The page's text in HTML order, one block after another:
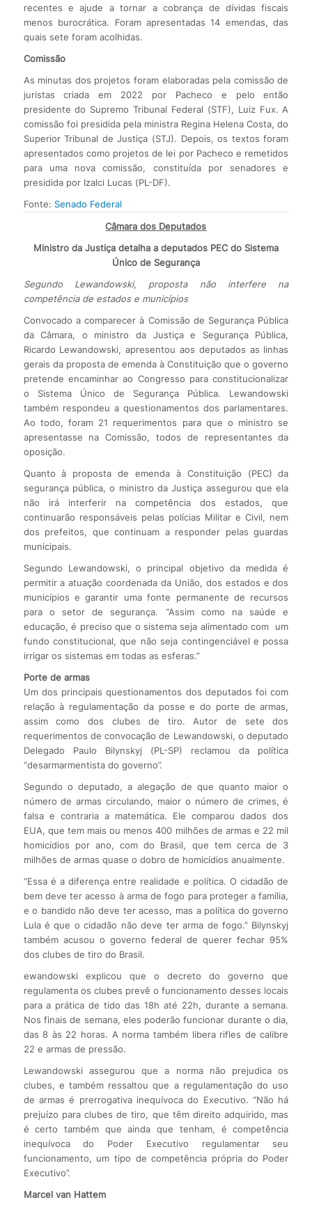
recentes e ajude a tornar a cobrança de dívidas fiscais
menos burocrática. Foram apresentadas 14 emendas, das
quais sete foram acolhidas.
Comissão
As minutas dos projetos foram elaboradas pela comissão de
juristas criada em 2022 por Pacheco e pelo então
presidente do Supremo Tribunal Federal (STF), Luiz Fux. A
comissão foi presidida pela ministra Regina Helena Costa, do
Superior Tribunal de Justiça (STJ). Depois, os textos foram
apresentados como projetos de lei por Pacheco e remetidos
para uma nova comissão, constituída por senadores e
presidida por Izalci Lucas (PL-DF).
Fonte: Senado Federal
Câmara dos Deputados
Ministro da Justiça detalha a deputados PEC do Sistema
Único de Segurança
Segundo Lewandowski, proposta não interfere na
competência de estados e municípios
Convocado a comparecer à Comissão de Segurança Pública
da Câmara, o ministro da Justiça e Segurança Pública,
Ricardo Lewandowski, apresentou aos deputados as linhas
gerais da proposta de emenda à Constituição que o governo
pretende encaminhar ao Congresso para constitucionalizar
o Sistema Único de Segurança Pública. Lewandowski
também respondeu a questionamentos dos parlamentares.
Ao todo, foram 21 requerimentos para que o ministro se
apresentasse na Comissão, todos de representantes da
oposição.
Quanto à proposta de emenda à Constituição (PEC) da
segurança pública, o ministro da Justiça assegurou que ela
não irá interferir na competência dos estados, que
continuarão responsáveis pelas polícias Militar e Civil, nem
dos prefeitos, que continuam a responder pelas guardas
municipais.
Segundo Lewandowski, o principal objetivo da medida é
permitir a atuação coordenada da União, dos estados e dos
municípios e garantir uma fonte permanente de recursos
para o setor de segurança. “Assim como na saúde e
educação, é preciso que o sistema seja alimentado com um
fundo constitucional, que não seja contingenciável e possa
irrigar os sistemas em todas as esferas.”
Porte de armas
Um dos principais questionamentos dos deputados foi com
relação à regulamentação da posse e do porte de armas,
assim como dos clubes de tiro. Autor de sete dos
requerimentos de convocação de Lewandowski, o deputado
Delegado Paulo Bilynskyj (PL-SP) reclamou da política
“desarmarmentista do governo”.
Segundo o deputado, a alegação de que quanto maior o
número de armas circulando, maior o número de crimes, é
falsa e contraria a matemática. Ele comparou dados dos
EUA, que tem mais ou menos 400 milhões de armas e 22 mil
homicídios por ano, com do Brasil, que tem cerca de 3
milhões de armas quase o dobro de homicídios anualmente.
“Essa é a diferença entre realidade e política. O cidadão de
bem deve ter acesso à arma de fogo para proteger a família,
e o bandido não deve ter acesso, mas a política do governo
Lula é que o cidadão não deve ter arma de fogo.” Bilynskyj
também acusou o governo federal de querer fechar 95%
dos clubes de tiro do Brasil.
ewandowski explicou que o decreto do governo que
regulamenta os clubes prevê o funcionamento desses locais
para a prática de tido das 18h até 22h, durante a semana.
Nos finais de semana, eles poderão funcionar durante o dia,
das 8 às 22 horas. A norma também libera rifles de calibre
22 e armas de pressão.
Lewandowski assegurou que a norma não prejudica os
clubes, e também ressaltou que a regulamentação do uso
de armas é prerrogativa inequívoca do Executivo. “Não há
prejuízo para clubes de tiro, que têm direito adquirido, mas
é certo também que ainda que tenham, é competência
inequívoca do Poder Executivo regulamentar seu
funcionamento, um tipo de competência própria do Poder
Executivo”.
Marcel van Hattem